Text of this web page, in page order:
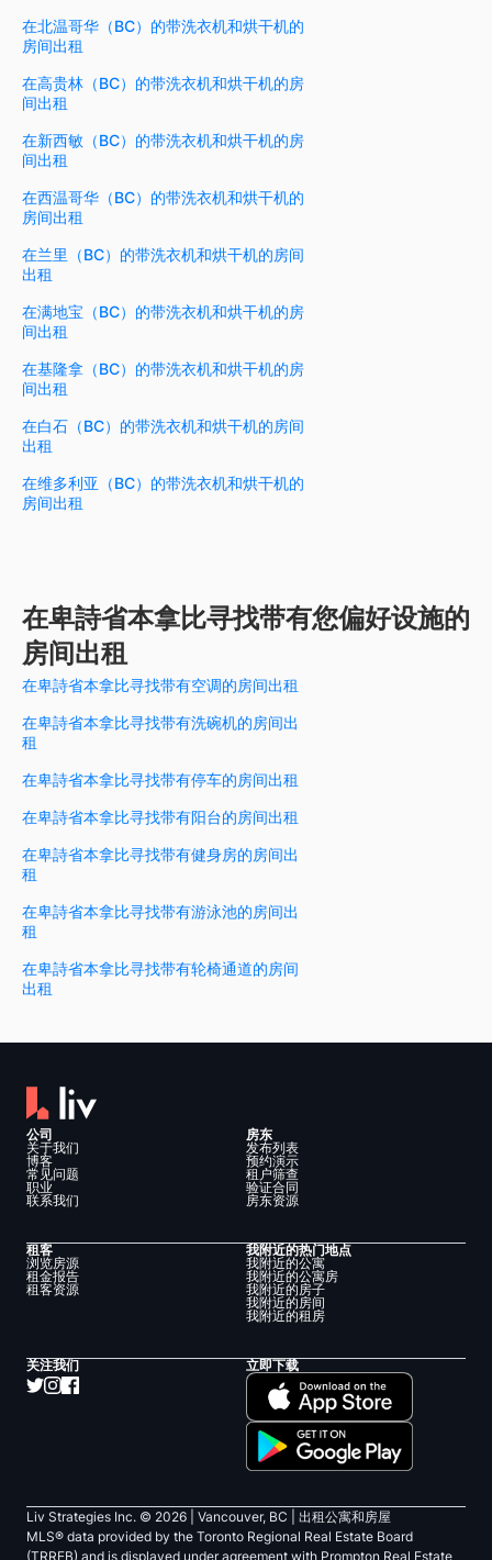
在北温哥华（BC）的带洗衣机和烘干机的
房间出租
在高贵林（BC）的带洗衣机和烘干机的房
间出租
在新西敏（BC）的带洗衣机和烘干机的房
间出租
在西温哥华（BC）的带洗衣机和烘干机的
房间出租
在兰里（BC）的带洗衣机和烘干机的房间
出租
在满地宝（BC）的带洗衣机和烘干机的房
间出租
在基隆拿（BC）的带洗衣机和烘干机的房
间出租
在白石（BC）的带洗衣机和烘干机的房间
出租
在维多利亚（BC）的带洗衣机和烘干机的
房间出租
在卑詩省本拿比寻找带有您偏好设施的
房间出租
在卑詩省本拿比寻找带有空调的房间出租
在卑詩省本拿比寻找带有洗碗机的房间出
租
在卑詩省本拿比寻找带有停车的房间出租
在卑詩省本拿比寻找带有阳台的房间出租
在卑詩省本拿比寻找带有健身房的房间出
租
在卑詩省本拿比寻找带有游泳池的房间出
租
在卑詩省本拿比寻找带有轮椅通道的房间
出租
公司
关于我们
博客
常见问题
职业
联系我们
房东
发布列表
预约演示
租户筛查
验证合同
房东资源
租客
浏览房源
租金报告
租客资源
我附近的热门地点
我附近的公寓
我附近的公寓房
我附近的房子
我附近的房间
我附近的租房
关注我们 立即下载
Liv Strategies Inc. © 2026 | Vancouver, BC |
出租公寓和房屋
MLS® data provided by the Toronto Regional Real Estate Board
(TRREB) and is displayed under agreement with Prompton Real Estate